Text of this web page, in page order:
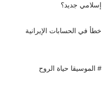
إسلامي جديد؟
خطأ في الحسابات الإيرانية
# الموسيقا حياة الروح